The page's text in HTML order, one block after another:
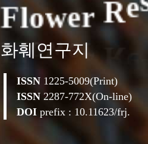
Flower Re
화훼연구지
ISSN 1225-5009(Print)
ISSN 2287-772X(On-line)
DOI prefix : 10.11623/frj.